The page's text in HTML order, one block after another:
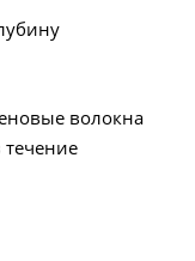
волокна